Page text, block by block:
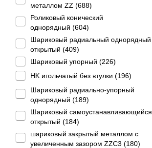
металлом ZZ (688)
Роликовый конический
однорядный (604)
Шариковый радиальный однорядный
открытый (409)
Шариковый упорный (226)
HK игольчатый без втулки (196)
Шариковый радиально-упорный
однорядный (189)
Шариковый самоустанавливающийся
открытый (184)
шариковый закрытый металлом с
увеличенным зазором ZZC3 (180)